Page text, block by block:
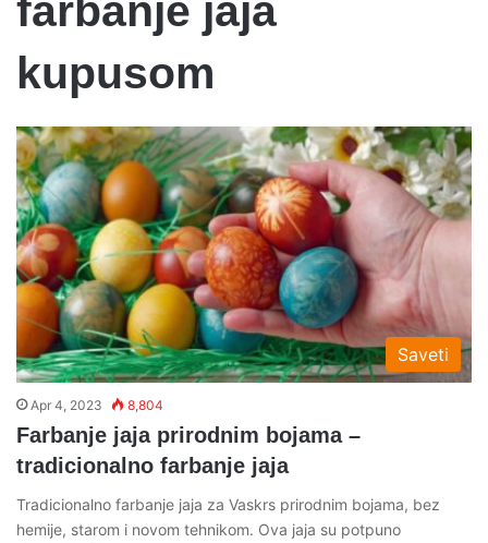
farbanje jaja
kupusom
Saveti
Apr 4, 2023 8,804
Farbanje jaja prirodnim bojama –
tradicionalno farbanje jaja
Tradicionalno farbanje jaja za Vaskrs prirodnim bojama, bez
hemije, starom i novom tehnikom. Ova jaja su potpuno